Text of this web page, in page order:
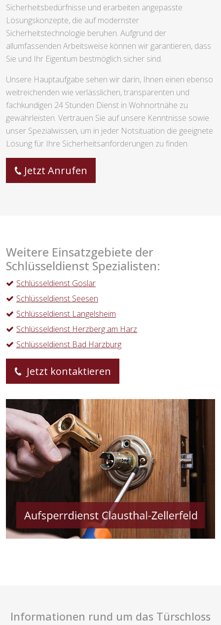
Sicherheitsbedürfnisse und erarbeiten angepasste
Lösungskonzepte, die auf modernster
Sicherheitstechnologie beruhen. Aufgrund der
allumfassenden Arbeitsweise können wir garantieren, dass
Sie und Ihr Eigentum bestmöglich sicher sind.
Unsere Hauptaufgabe sehen wir darin, Ihnen einen ebenso
weitreichenden wie verlässlichen, transparenten und
fachkundigen 24 Stunden Dienst in Wohnortnähe zu
gewährleisten. Vertrauen Sie auf unsere Kenntnisse sowie
unser Spezialwissen, um in jeder Notsituation die geeignete
Lösung für Ihre Sicherheitsanforderungen zu finden.
Jetzt Anrufen
Weitere Einsatzgebiete der
Schlüsseldienst Spezialisten:
Schlüsseldienst Goslar
Schlüsseldienst Seesen
Schlüsseldienst Langelsheim
Schlüsseldienst Herzberg am Harz
Schlüsseldienst Bad Harzburg
Jetzt kontaktieren
Informationen rund um das Türschloss